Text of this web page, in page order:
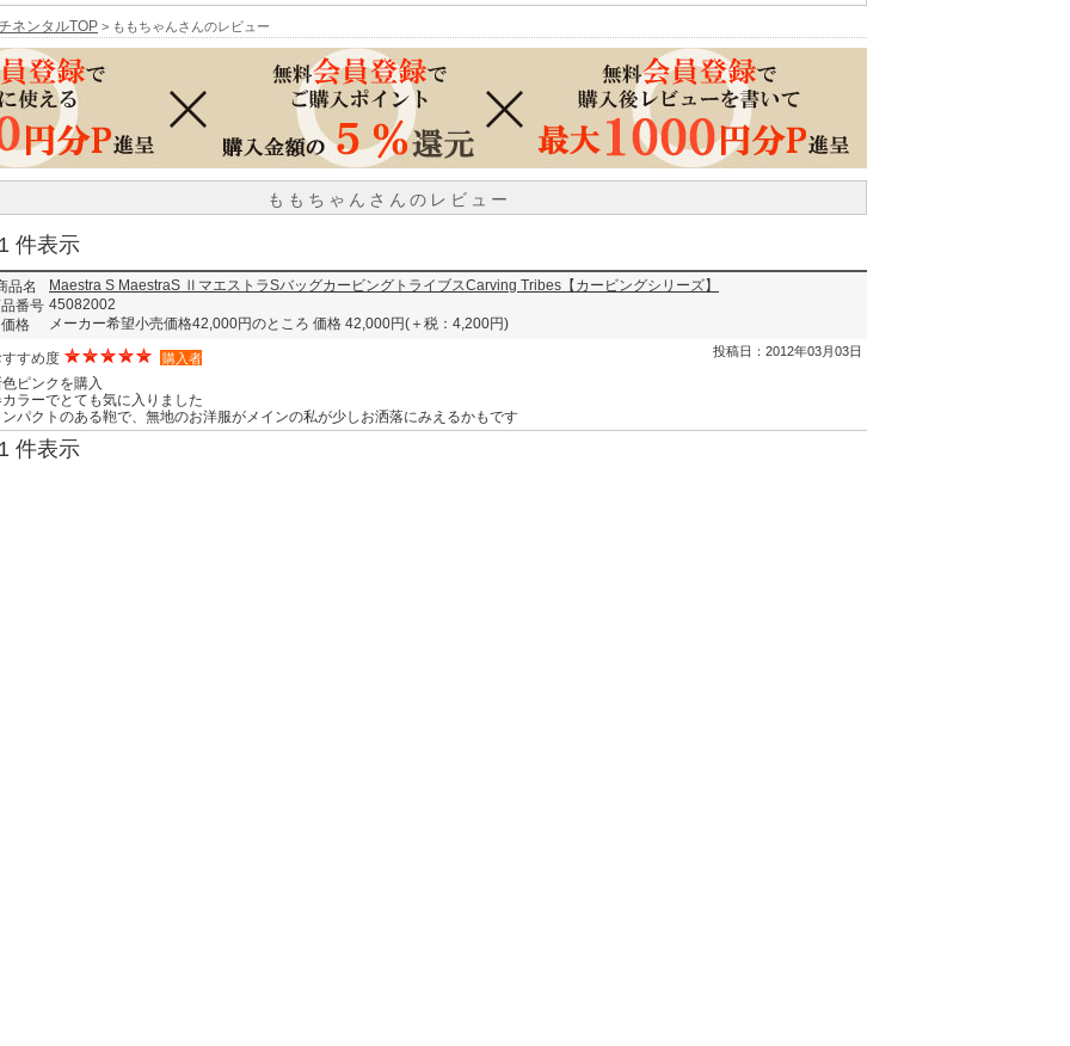
ネンタルTOP > ももちゃんさんのレビュー
ももちゃんさんのレビュー
件表示
品名
Maestra S MaestraS ⅡマエストラSバッグカービングトライブスCarving Tribes【カービングシリーズ】
番号 45082002
価格
メーカー希望小売価格42,000円のところ 価格 42,000円(＋税：4,200円)
投稿日：2012年03月03日
すめ度 購入者
ピンクを購入
ラーでとても気に入りました
パクトのある鞄で、無地のお洋服がメインの私が少しお洒落にみえるかもです
件表示